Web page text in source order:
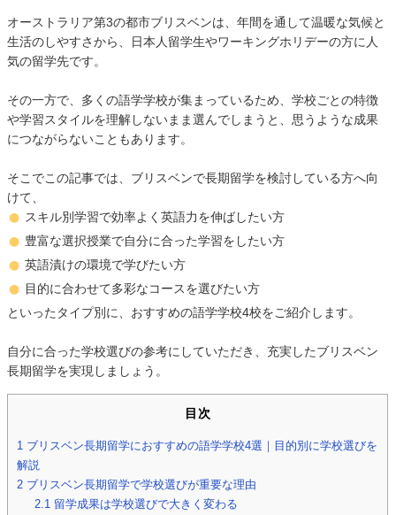
オーストラリア第3の都市ブリスベンは、年間を通して温暖な気候と
生活のしやすさから、日本人留学生やワーキングホリデーの方に人
気の留学先です。
その一方で、多くの語学学校が集まっているため、学校ごとの特徴
や学習スタイルを理解しないまま選んでしまうと、思うような成果
につながらないこともあります。
そこでこの記事では、ブリスベンで長期留学を検討している方へ向
けて、
スキル別学習で効率よく英語力を伸ばしたい方
豊富な選択授業で自分に合った学習をしたい方
英語漬けの環境で学びたい方
目的に合わせて多彩なコースを選びたい方
といったタイプ別に、おすすめの語学学校4校をご紹介します。
自分に合った学校選びの参考にしていただき、充実したブリスベン
長期留学を実現しましょう。
目次
1 ブリスベン長期留学におすすめの語学学校4選｜目的別に学校選びを
解説
2 ブリスベン長期留学で学校選びが重要な理由
2.1 留学成果は学校選びで大きく変わる